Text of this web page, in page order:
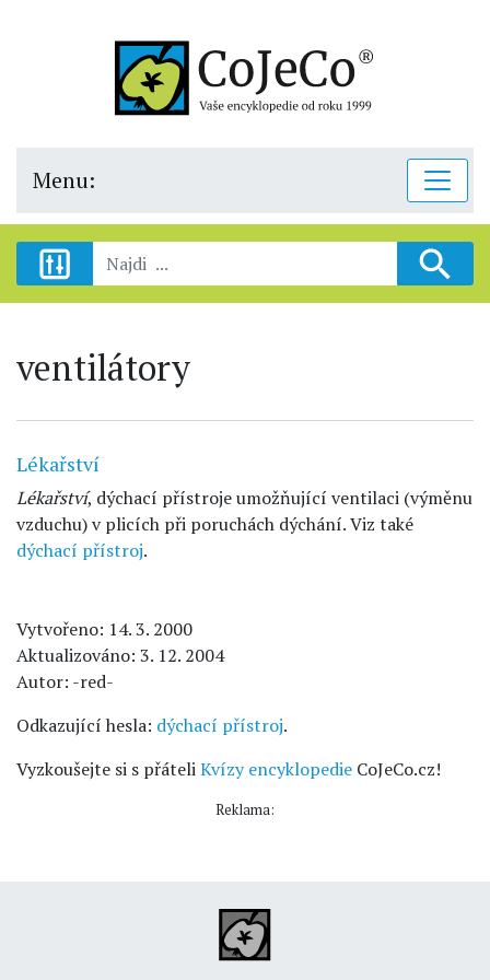
Menu:
ventilátory
Lékařství
Lékařství, dýchací přístroje umožňující ventilaci (výměnu
vzduchu) v plicích při poruchách dýchání. Viz také
dýchací přístroj.
Vytvořeno: 14. 3. 2000
Aktualizováno: 3. 12. 2004
Autor: -red-
Odkazující hesla: dýchací přístroj.
Vyzkoušejte si s přáteliKvízy encyklopedie CoJeCo.cz!
Reklama: